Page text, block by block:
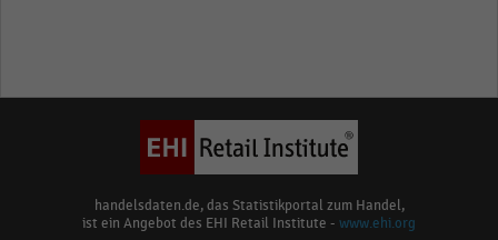
handelsdaten.de, das Statistikportal zum Handel,
ist ein Angebot des EHI Retail Institute - www.ehi.org